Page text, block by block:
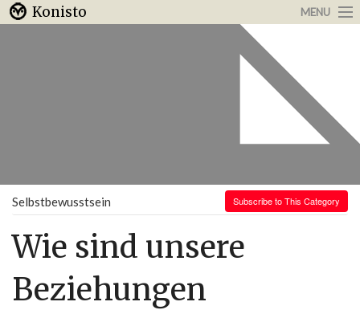
Konisto MENU
Selbstbewusstsein Subscribe to This Category
Wie sind unsere
Beziehungen